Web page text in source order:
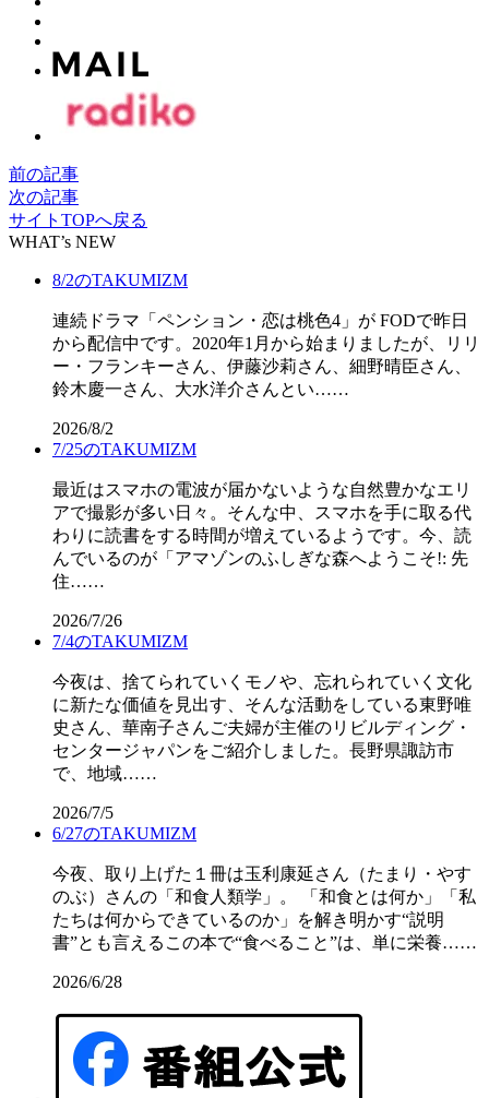
前の記事
次の記事
サイトTOPへ戻る
WHAT’s NEW
8/2のTAKUMIZM
連続ドラマ「ペンション・恋は桃色4」が FODで昨日
から配信中です。2020年1月から始まりましたが、リリ
ー・フランキーさん、伊藤沙莉さん、細野晴臣さん、
鈴木慶一さん、大水洋介さんとい……
2026/8/2
7/25のTAKUMIZM
最近はスマホの電波が届かないような自然豊かなエリ
アで撮影が多い日々。そんな中、スマホを手に取る代
わりに読書をする時間が増えているようです。今、読
んでいるのが「アマゾンのふしぎな森へようこそ!: 先
住……
2026/7/26
7/4のTAKUMIZM
今夜は、捨てられていくモノや、忘れられていく文化
に新たな価値を見出す、そんな活動をしている東野唯
史さん、華南子さんご夫婦が主催のリビルディング・
センタージャパンをご紹介しました。長野県諏訪市
で、地域……
2026/7/5
6/27のTAKUMIZM
今夜、取り上げた１冊は玉利康延さん（たまり・やす
のぶ）さんの「和食人類学」。 「和食とは何か」「私
たちは何からできているのか」を解き明かす“説明
書”とも言えるこの本で“食べること”は、単に栄養……
2026/6/28